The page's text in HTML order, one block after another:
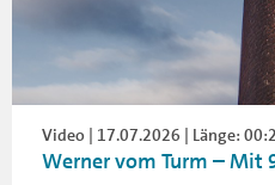
Video | 17.07.2026 | Länge:
Werner vom Turm – Mit